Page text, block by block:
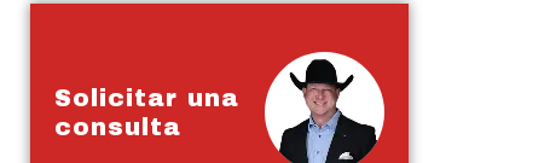
Solicitar una
consulta